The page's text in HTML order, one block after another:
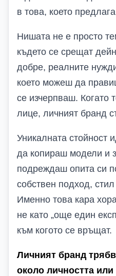
в това, което
Нишата не е просто
където се срещат
добре, реалните
което можеш да
се изчерпваш. Когато
лице, личният бранд
Уникалната стойност
да копираш модели и
подреждаш опита си
собствен подход,
Именно това кара
не като „още един
към когото се връщат.
Личният бранд
около личността или